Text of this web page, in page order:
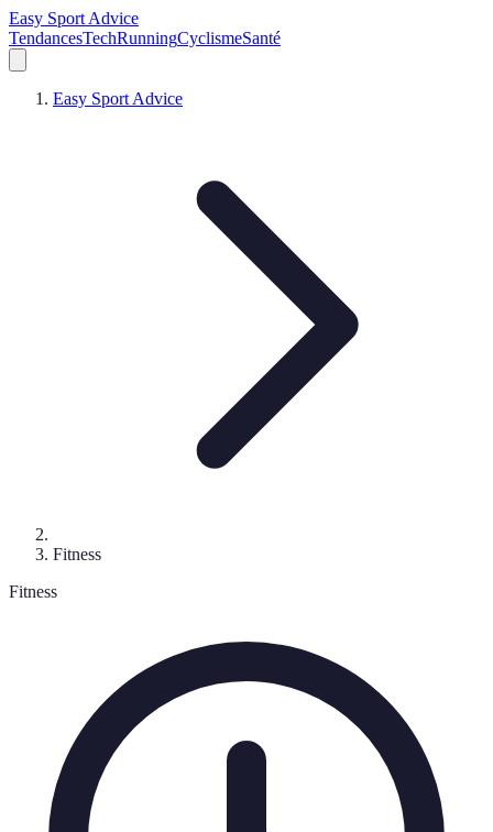
Easy Sport Advice
TendancesTechRunningCyclismeSanté
Easy Sport Advice
Fitness
Fitness